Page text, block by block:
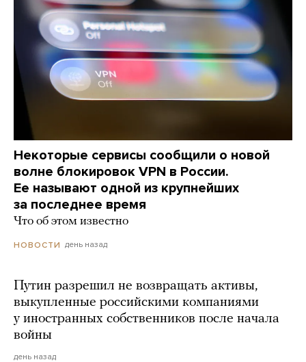
Некоторые сервисы сообщили о новой
волне блокировок VPN в России.
Ее называют одной из крупнейших
за последнее время
Что об этом известно
НОВОСТИ день назад
Путин разрешил не возвращать активы,
выкупленные российскими компаниями
у иностранных собственников после начала
войны
день назад